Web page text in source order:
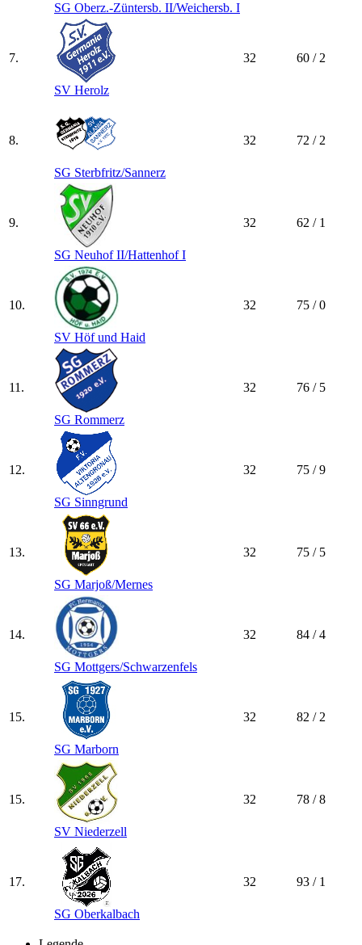
SG Oberz.-Züntersb. II/​Weichersb. I
7.
SV Herolz
32 60 / 2
8.
SG Sterbfritz/​Sannerz
32 72 / 2
9.
SG Neuhof II/​Hattenhof I
32 62 / 1
10.
SV Höf und Haid
32 75 / 0
11.
SG Rommerz
32 76 / 5
12.
SG Sinngrund
32 75 / 9
13.
SG Marjoß/​Mernes
32 75 / 5
14.
SG Mottgers/​Schwarzenfels
32 84 / 4
15.
SG Marborn
32 82 / 2
15.
SV Niederzell
32 78 / 8
17.
SG Oberkalbach
32 93 / 1